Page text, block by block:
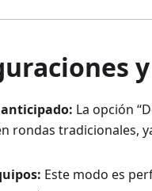
La opción
rondas tradicionales,
Este modo es